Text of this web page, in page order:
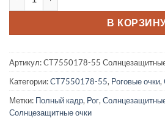
В
Артикул:CT7550178-55
Категории:CT7550178-55, Роговые очки,
Метки: Полный кадр, Рог,
Солнцезащитные очки